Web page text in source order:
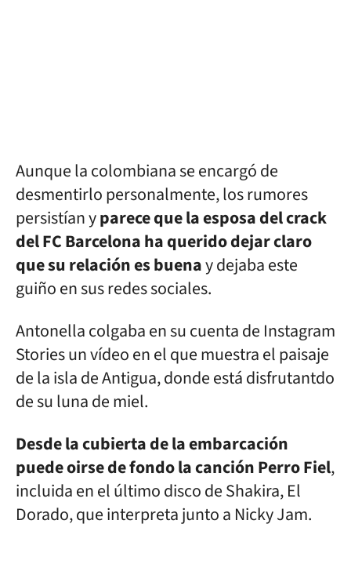
Aunque la colombiana se encargó de
desmentirlo personalmente, los rumores
persistían yparece que la esposa del crack
del FC Barcelona ha querido dejar claro
que su relación es buenay dejaba este
guiño en sus redes sociales.
Antonella colgaba en su cuenta de Instagram
Stories un vídeo en el que muestra el paisaje
de la isla de Antigua, donde está disfrutantdo
de su luna de miel.
Desde la cubierta de la embarcación
puede oirse de fondo la canción Perro Fiel,
incluida en el último disco de Shakira, El
Dorado, que interpreta junto a Nicky Jam.